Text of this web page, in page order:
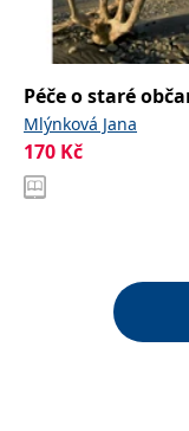
Péče o staré
Mlýnková Jana
170 Kč